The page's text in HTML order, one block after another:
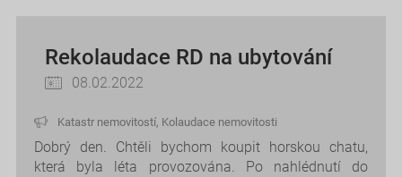
Rekolaudace RD na ubytování
08.02.2022
Katastr nemovitostí, Kolaudace nemovitosti
Dobrý den. Chtěli bychom koupit horskou chatu,
která byla léta provozována. Po nahlédnutí do